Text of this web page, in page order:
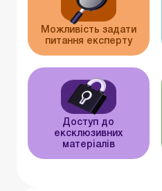
Можливість задати
питання експерту
Доступ до
ексклюзивних
матеріалів